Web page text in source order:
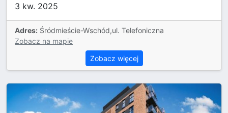
3 kw. 2025
Adres: Śródmieście-Wschód,ul. Telefoniczna
Zobacz na mapie
Zobacz więcej